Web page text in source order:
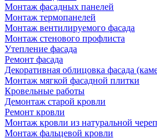
Монтаж фасадных панелей
Монтаж термопанелей
Монтаж вентилируемого фасада
Монтаж стенового профлиста
Утепление фасада
Ремонт фасада
Декоративная облицовка фасада
Монтаж мягкой фасадной плитки
Кровельные работы
Демонтаж старой кровли
Ремонт кровли
Монтаж кровли из натуральной
Монтаж фальцевой кровли